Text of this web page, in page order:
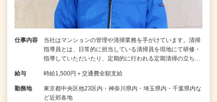
仕事内容
当社はマンションの管理や清掃業務を手がけています。清掃
指導員とは、日常的に担当している清掃員を現地にて研修・
指導していただいたり、定期的に行われる定期清掃の立ち…
給与 時給1,500円＋交通費全額支給
勤務地
東京都中央区他23区内・神奈川県内・埼玉県内・千葉県内な
ど近郊各地